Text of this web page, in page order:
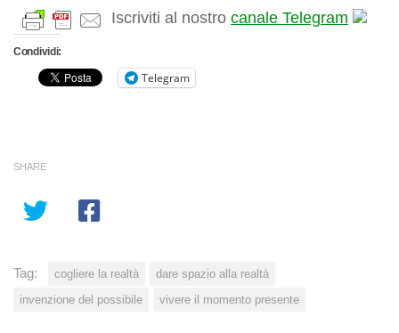
Iscriviti al nostro canale Telegram
Condividi:
Telegram
SHARE
Tag: cogliere la realtà
dare spazio alla realtà
invenzione del possibile
vivere il momento presente